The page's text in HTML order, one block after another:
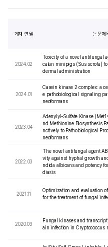
게재 연월 논문제
2024.02
Toxicity of a novel antifungal
catan minipigs (Sus scrofa)
dermal administration
2024.01
Casein kinase 2 complex: a
e pathobiological signaling
neoformans
2023.04
Adenylyl-Sulfate Kinase
nd Methionine Biosynthesis
nctively to Pathobiological
neoformans
2022.03
The novel antifungal agent
vity against hyphal growth
ndida albicans and potency
diasis
2021.11
Optimization and evaluation
for the treatment of fungal
2020.03
Fungal kinases and
ain infection in Cryptococcus